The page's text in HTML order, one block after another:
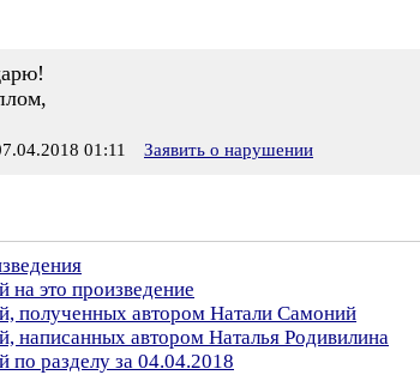
01:11 Заявить о нарушении
на это произведение
полученных автором Натали Самоний
написанных автором Наталья Родивилина
по разделу за 04.04.2018